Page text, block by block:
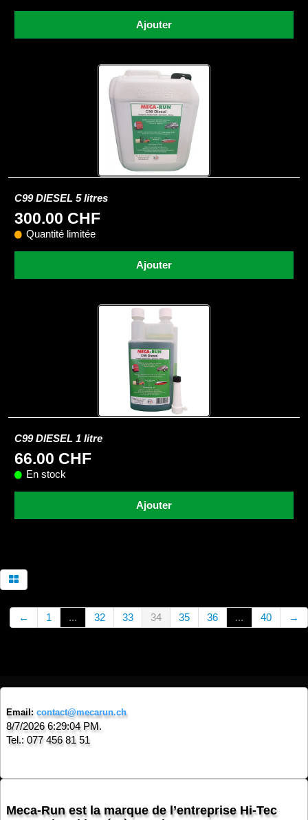
Ajouter
C99 DIESEL 5 litres
300.00 CHF
Quantité limitée
Ajouter
C99 DIESEL 1 litre
66.00 CHF
En stock
Ajouter
← 1 ... 32 33 34 35 36 ... 40 →
Email: contact@mecarun.ch
8/7/2026 6:29:04 PM.
Tel.: 077 456 81 51
Meca-Run est la marque de l’entreprise Hi-Tec